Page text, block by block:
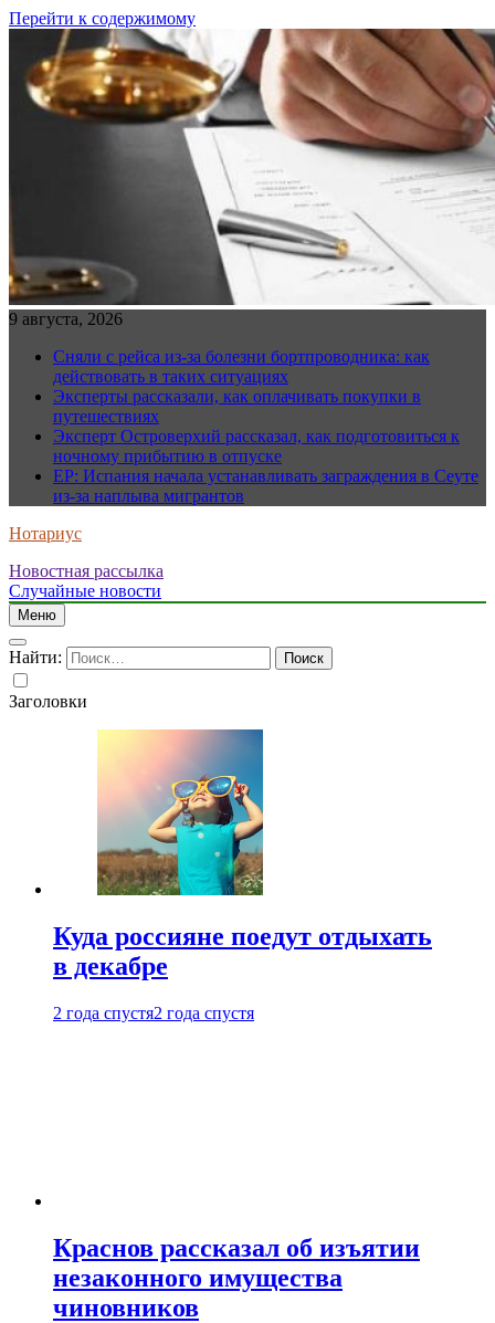
Перейти к содержимому
9 августа, 2026
Сняли с рейса из-за болезни бортпроводника: как
действовать в таких ситуациях
Эксперты рассказали, как оплачивать покупки в
путешествиях
Эксперт Островерхий рассказал, как подготовиться к
ночному прибытию в отпуске
EP: Испания начала устанавливать заграждения в Сеуте
из-за наплыва мигрантов
Нотариус
Новостная рассылка
Случайные новости
Меню
Найти:
Заголовки
Куда россияне поедут отдыхать
в декабре
2 года спустя2 года спустя
Краснов рассказал об изъятии
незаконного имущества
чиновников